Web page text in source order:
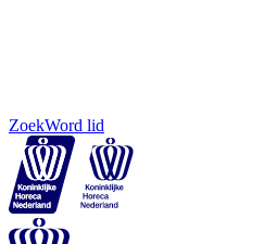
ZoekWord lid